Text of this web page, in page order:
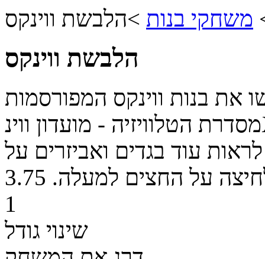
משחקי בנות >הלבשת ווינקס
הלבשת ווינקס
את בנות ווינקס המפורסמות
מסדרת הטלוויזיה - מועדון ווינX ותוכלו לבחור המון סוגים של
עוד בגדים ואביזרים על
על החצים למעלה. 3.75
1
שינוי גודל